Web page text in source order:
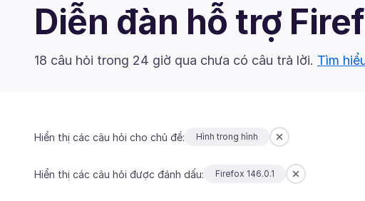
Diễn đàn hỗ trợ
18 câu hỏi trong 24 giờ qua chưa có câu trả lời. Tìm
Hiển thị các câu hỏi cho chủ đề: Hình trong hình
Hiển thị các câu hỏi được đánh dấu: Firefox 146.0.1